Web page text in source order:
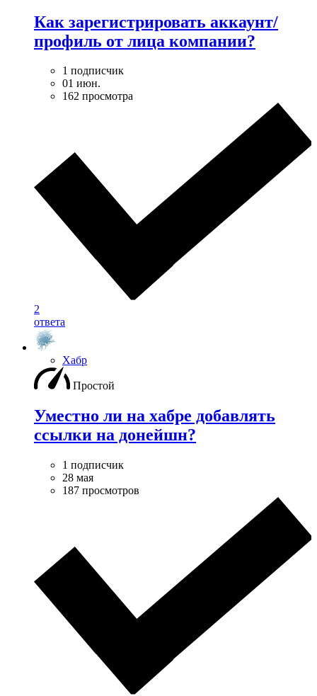
Как зарегистрировать аккаунт/
профиль от лица компании?
1 подписчик
01 июн.
162 просмотра
2
ответа
Хабр
Простой
Уместно ли на хабре добавлять
ссылки на донейшн?
1 подписчик
28 мая
187 просмотров